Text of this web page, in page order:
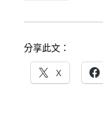
分享此文：
X